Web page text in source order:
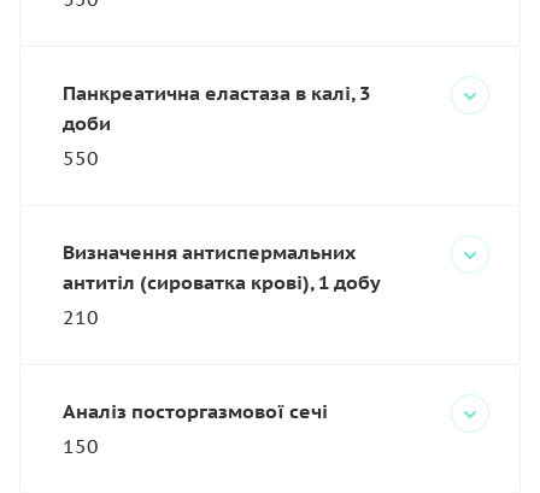
Панкреатична еластаза в калі, 3
доби
550
Визначення антиспермальних
антитіл (сироватка крові), 1 добу
210
Аналіз посторгазмової сечі
150